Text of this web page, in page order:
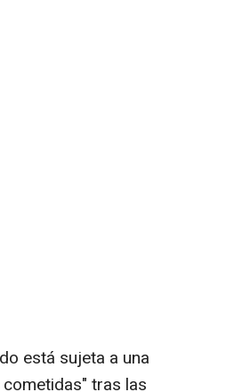
está sujeta a una
tras las